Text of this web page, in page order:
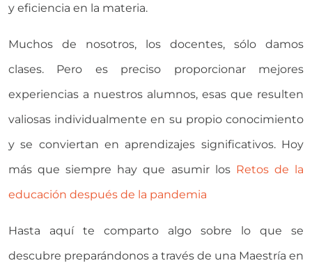
y eficiencia en la materia.
Muchos de nosotros, los docentes, sólo damos
clases. Pero es preciso proporcionar mejores
experiencias a nuestros alumnos, esas que resulten
valiosas individualmente en su propio conocimiento
y se conviertan en aprendizajes significativos. Hoy
más que siempre hay que asumir los Retos de la
educación después de la pandemia
Hasta aquí te comparto algo sobre lo que se
descubre preparándonos a través de una Maestría en